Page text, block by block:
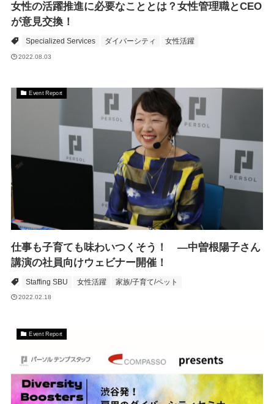
女性の活躍推進に必要なこととは？女性管理職とCEO
が意見交換！
Specialized Services ダイバーシティ 女性活躍
2022.08.03
Event Report
仕事も子育ても味わいつくそう！ ―中曽根陽子さん
講演の社員向けウェビナー開催！
Staffing SBU 女性活躍 家族/子育て/ペット
2022.02.18
Event Report